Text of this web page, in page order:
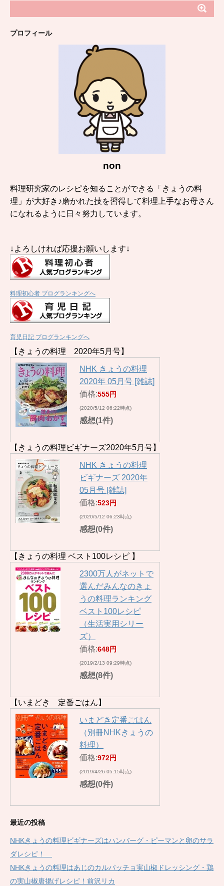
プロフィール
non
料理研究家のレシピを知ることができる「きょうの料
理」が大好き♪磨かれた技を習得して料理上手なお母さん
になれるように日々努力しています。
↓よろしければ応援お願いします↓
料理初心者 ブログランキングへ
育児日記 ブログランキングへ
【きょうの料理 2020年5月号】
NHK きょうの料理
2020年 05月号 [雑誌]
価格:555円
(2020/5/12 06:22時点)
感想(1件)
【きょうの料理ビギナーズ2020年5月号】
NHK きょうの料理
ビギナーズ 2020年
05月号 [雑誌]
価格:523円
(2020/5/12 06:23時点)
感想(0件)
【きょうの料理 ベスト100レシピ 】
2300万人がネットで
選んだみんなのきょ
うの料理ランキング
ベスト100レシピ
（生活実用シリー
ズ）
価格:648円
(2019/2/13 09:29時点)
感想(8件)
【いまどき 定番ごはん】
いまどき定番ごはん
（別冊NHKきょうの
料理）
価格:972円
(2019/4/26 05:15時点)
感想(0件)
最近の投稿
NHKきょうの料理ビギナーズはハンバーグ・ピーマンと卵のサラ
ダレシピ！
NHKきょうの料理はあじのカルパッチョ実山椒ドレッシング・鶏
の実山椒唐揚げレシピ！前沢リカ